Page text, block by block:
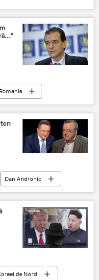
România
Liberal
Dan Andronic
SIPA
de Nord